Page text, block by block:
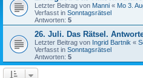
Letzter Beitrag von Manni « Mo 3.
Verfasst in Sonntagsrätsel
Antworten: 5
26. Juli. Das Rätsel.
Letzter Beitrag von Ingrid Bartnik «
Verfasst in Sonntagsrätsel
Antworten: 5